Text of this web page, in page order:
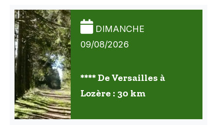
DIMANCHE
09/08/2026
**** De Versailles à
Lozère : 30 km